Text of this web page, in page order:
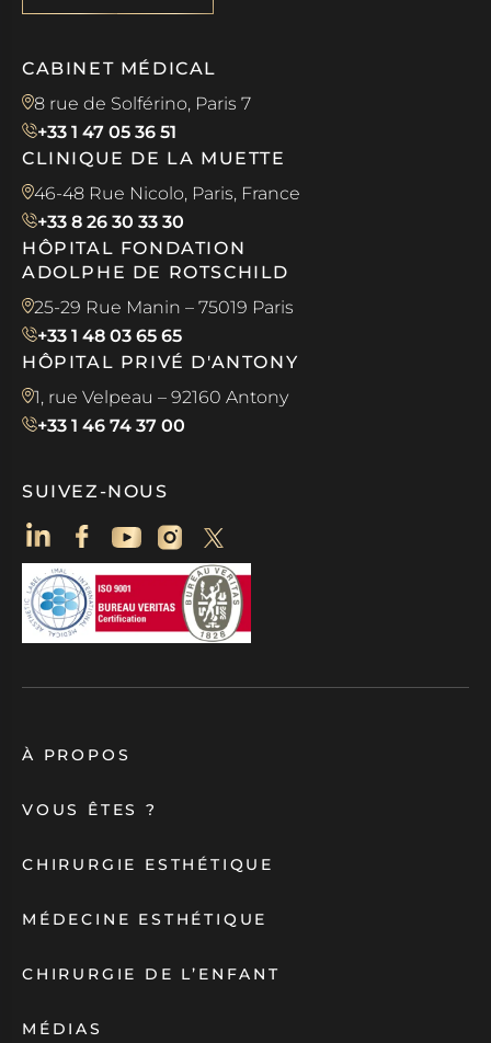
CABINET MÉDICAL
8 rue de Solférino, Paris 7
+33 1 47 05 36 51
CLINIQUE DE LA MUETTE
46-48 Rue Nicolo, Paris, France
+33 8 26 30 33 30
HÔPITAL FONDATION
ADOLPHE DE ROTSCHILD
25-29 Rue Manin – 75019 Paris
+33 1 48 03 65 65
HÔPITAL PRIVÉ D'ANTONY
1, rue Velpeau – 92160 Antony
+33 1 46 74 37 00
SUIVEZ-NOUS
À PROPOS
VOUS ÊTES ?
CHIRURGIE ESTHÉTIQUE
MÉDECINE ESTHÉTIQUE
CHIRURGIE DE L’ENFANT
MÉDIAS